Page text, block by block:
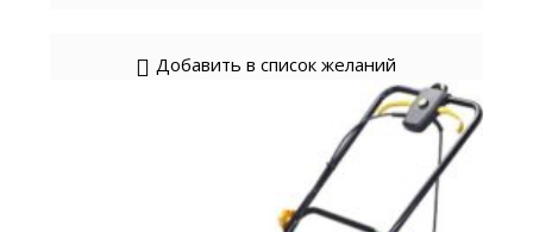
Добавить в список желаний